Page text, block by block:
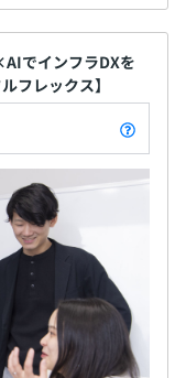
でインフラDXを
フレックス】